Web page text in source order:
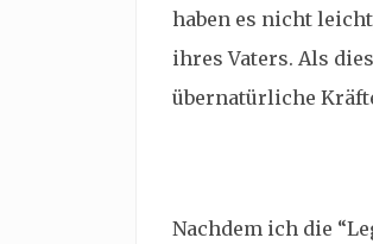
haben es nicht
ihres Vaters. Als
übernatürliche
Nachdem ich die